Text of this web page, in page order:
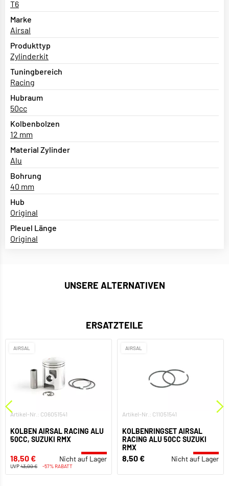
T6
Marke
Airsal
Produkttyp
Zylinderkit
Tuningbereich
Racing
Hubraum
50cc
Kolbenbolzen
12 mm
Material Zylinder
Alu
Bohrung
40 mm
Hub
Original
Pleuel Länge
Original
UNSERE ALTERNATIVEN
ERSATZTEILE
AIRSAL
Artikel-Nr.: C06051541
KOLBEN AIRSAL RACING ALU
50CC, SUZUKI RMX
18,50 € Nicht auf Lager
UVP43,00 € -57% RABATT
AIRSAL
Artikel-Nr.: C11051541
KOLBENRINGSET AIRSAL
RACING ALU 50CC SUZUKI
RMX
8,50 € Nicht auf Lager